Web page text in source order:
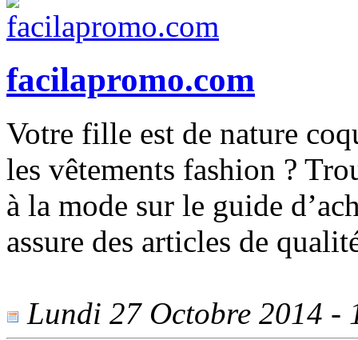
facilapromo.com
Votre fille est de nature
les vêtements fashion ?
à la mode sur le guide
assure des articles de
Lundi 27 Octobre 2014 -